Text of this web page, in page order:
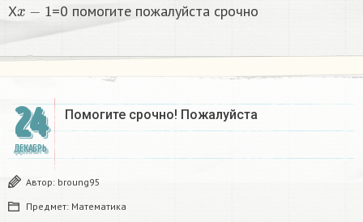
X =0 помогите пожалуйста срочно
24
ДЕКАБРЬ
Помогите срочно! Пожалуйста
Автор: broung95
Предмет: Математика